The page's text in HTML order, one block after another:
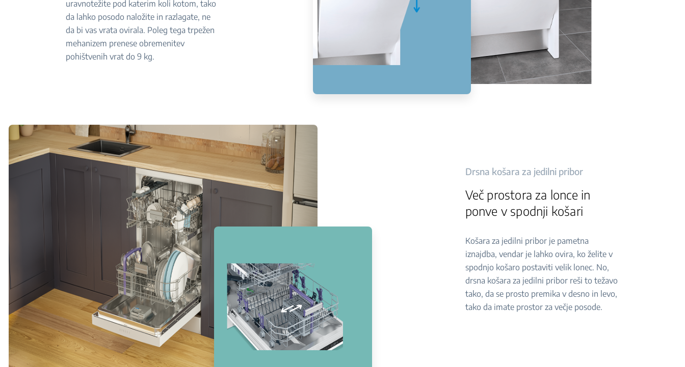
uravnotežite pod katerim koli kotom, tako
da lahko posodo naložite in razlagate, ne
da bi vas vrata ovirala. Poleg tega trpežen
mehanizem prenese obremenitev
pohištvenih vrat do 9 kg.
Drsna košara za jedilni pribor
Več prostora za lonce in
ponve v spodnji košari
Košara za jedilni pribor je pametna
iznajdba, vendar je lahko ovira, ko želite v
spodnjo košaro postaviti velik lonec. No,
drsna košara za jedilni pribor reši to težavo
tako, da se prosto premika v desno in levo,
tako da imate prostor za večje posode.